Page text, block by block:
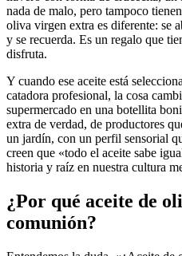
nada de malo, pero tampoco
oliva virgen extra es diferente: se
y se recuerda. Es un regalo que
disfruta.
Y cuando ese aceite está
catadora profesional, la cosa
supermercado en una botellita
extra de verdad, de productores
un jardín, con un perfil sensorial
creen que «todo el aceite sabe
historia y raíz en nuestra cultura
¿Por qué aceite de
comunión?